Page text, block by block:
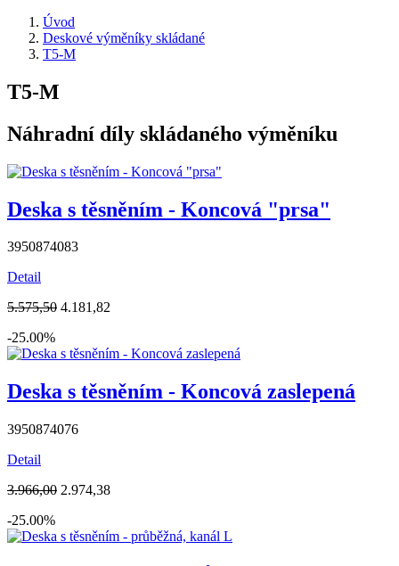
Úvod
Deskové výměníky skládané
T5-M
T5-M
Náhradní díly skládaného výměníku
Deska s těsněním - Koncová "prsa"
3950874083
Detail
5.575,50 4.181,82
-25.00%
Deska s těsněním - Koncová zaslepená
3950874076
Detail
3.966,00 2.974,38
-25.00%